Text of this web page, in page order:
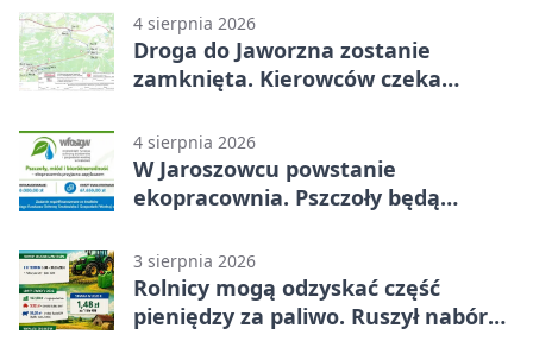
4 sierpnia 2026
Droga do Jaworzna zostanie
zamknięta. Kierowców czeka
4 sierpnia 2026
W Jaroszowcu powstanie
ekopracownia. Pszczoły będą
3 sierpnia 2026
Rolnicy mogą odzyskać część
pieniędzy za paliwo. Ruszył nabór